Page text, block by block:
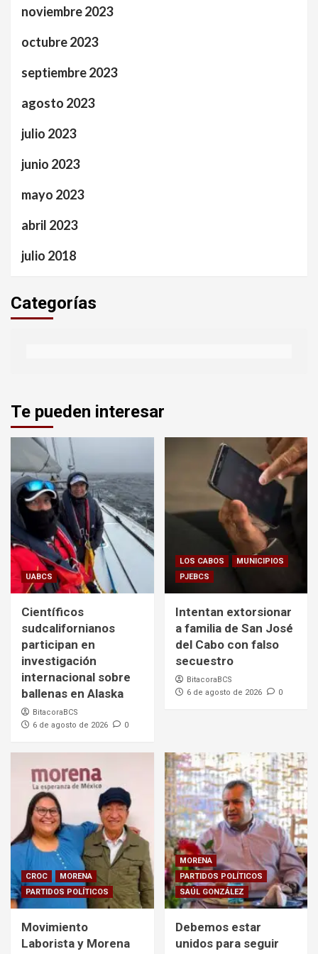
noviembre 2023
octubre 2023
septiembre 2023
agosto 2023
julio 2023
junio 2023
mayo 2023
abril 2023
julio 2018
Categorías
Te pueden interesar
UABCS
Científicos
sudcalifornianos
participan en
investigación
internacional sobre
ballenas en Alaska
BitacoraBCS
6 de agosto de 2026
0
LOS CABOS
MUNICIPIOS
PJEBCS
Intentan extorsionar
a familia de San José
del Cabo con falso
secuestro
BitacoraBCS
6 de agosto de 2026
0
CROC
MORENA
PARTIDOS POLÍTICOS
Movimiento
Laborista y Morena
MORENA
PARTIDOS POLÍTICOS
SAÚL GONZÁLEZ
Debemos estar
unidos para seguir